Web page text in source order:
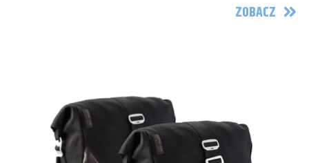
ZOBACZ